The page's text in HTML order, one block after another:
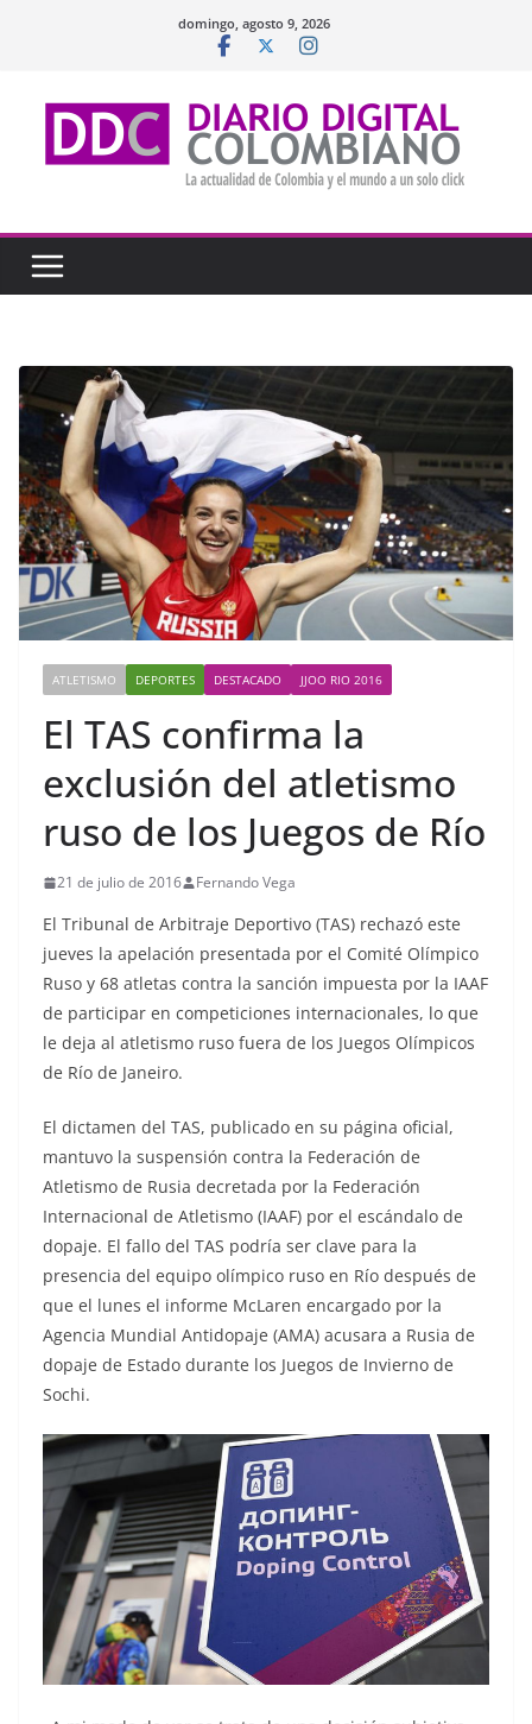
domingo, agosto 9, 2026
ATLETISMO DEPORTES DESTACADO JJOO RIO 2016
El TAS confirma la
exclusión del atletismo
ruso de los Juegos de Río
21 de julio de 2016 Fernando Vega
El Tribunal de Arbitraje Deportivo (TAS) rechazó este
jueves la apelación presentada por el Comité Olímpico
Ruso y 68 atletas contra la sanción impuesta por la IAAF
de participar en competiciones internacionales, lo que
le deja al atletismo ruso fuera de los Juegos Olímpicos
de Río de Janeiro.
El dictamen del TAS, publicado en su página oficial,
mantuvo la suspensión contra la Federación de
Atletismo de Rusia decretada por la Federación
Internacional de Atletismo (IAAF) por el escándalo de
dopaje. El fallo del TAS podría ser clave para la
presencia del equipo olímpico ruso en Río después de
que el lunes el informe McLaren encargado por la
Agencia Mundial Antidopaje (AMA) acusara a Rusia de
dopaje de Estado durante los Juegos de Invierno de
Sochi.